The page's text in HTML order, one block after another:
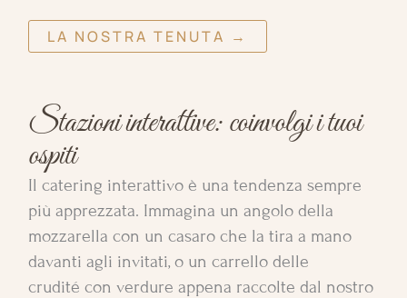
LA NOSTRA TENUTA →
Stazioni interattive: coinvolgi i tuoi
ospiti
Il catering interattivo è una tendenza sempre
più apprezzata. Immagina un angolo della
mozzarella con un casaro che la tira a mano
davanti agli invitati, o un carrello delle
crudité con verdure appena raccolte dal nostro